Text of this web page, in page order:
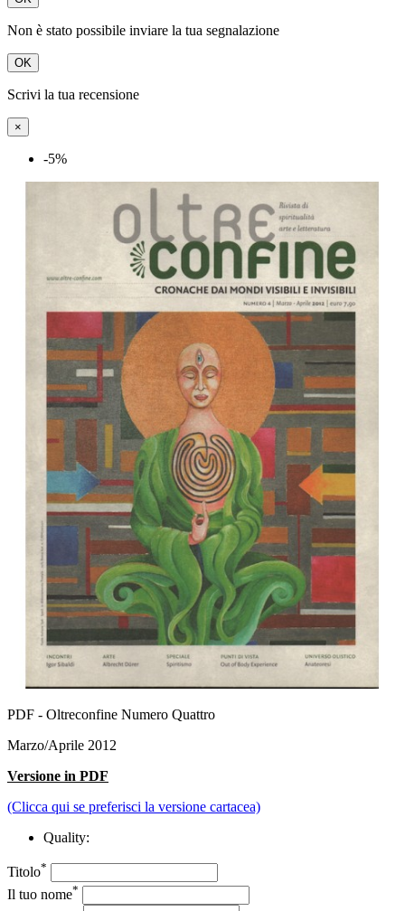
Non è stato possibile inviare la tua segnalazione
OK
Scrivi la tua recensione
×
-5%
PDF - Oltreconfine Numero Quattro
Marzo/Aprile 2012
Versione in PDF
(Clicca qui se preferisci la versione cartacea)
Quality:
Titolo*
Il tuo nome*